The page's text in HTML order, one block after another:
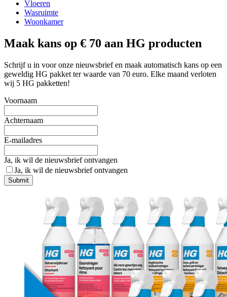
Vloeren
Wasruimte
Woonkamer
Maak kans op € 70 aan HG producten
Schrijf u in voor onze nieuwsbrief en maak automatisch kans op een
geweldig HG pakket ter waarde van 70 euro. Elke maand verloten
wij 5 HG pakketten!
Voornaam
Achternaam
E-mailadres
Ja, ik wil de nieuwsbrief ontvangen
Ja, ik wil de nieuwsbrief ontvangen
Submit